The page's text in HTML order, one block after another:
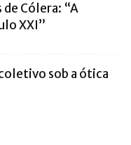
Cólera: “A
XXI”
sob a ótica